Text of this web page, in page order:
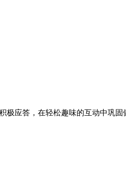
应答，在轻松趣味的互动中巩